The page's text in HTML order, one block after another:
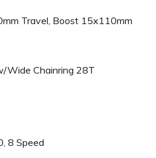
Travel, Boost 15x110mm
Wide Chainring 28T
8 Speed